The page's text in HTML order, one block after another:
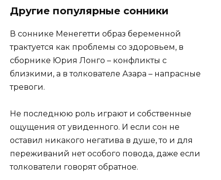
Другие популярные сонники
В соннике Менегетти образ беременной
трактуется как проблемы со здоровьем, в
сборнике Юрия Лонго – конфликты с
близкими, а в толкователе Азара – напрасные
тревоги.
Не последнюю роль играют и собственные
ощущения от увиденного. И если сон не
оставил никакого негатива в душе, то и для
переживаний нет особого повода, даже если
толкователи говорят обратное.